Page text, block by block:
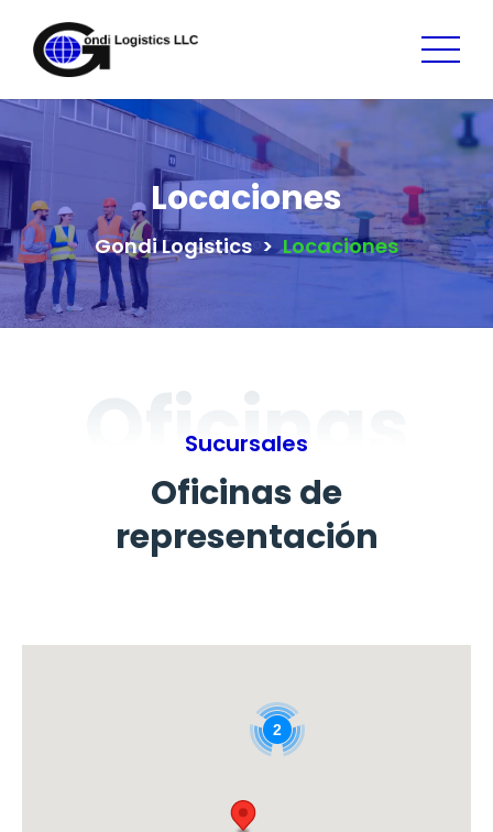
Locaciones
Gondi Logistics > Locaciones
Oficinas
Sucursales
Oficinas de
representación
2